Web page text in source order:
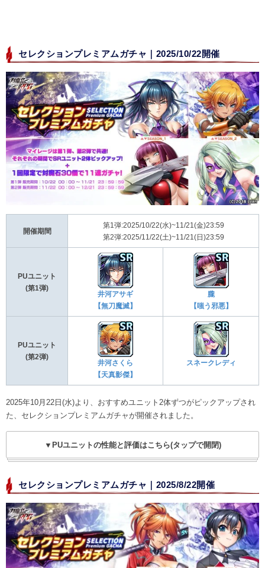
セレクションプレミアムガチャ｜2025/10/22開催
開催期間
第1弾:2025/10/22(水)~11/21(金)23:59
第2弾:2025/11/22(土)~11/21(日)23:59
PUユニット
(第1弾)
井河アサギ
【無刀魔滅】
朧
【嗤う邪悪】
PUユニット
(第2弾)
井河さくら
【天真影傑】
スネークレディ
2025年10月22日(水)より、おすすめユニット2体ずつがピックアップされ
た、セレクションプレミアムガチャが開催されました。
▼PUユニットの性能と評価はこちら(タップで開閉)
セレクションプレミアムガチャ｜2025/8/22開催